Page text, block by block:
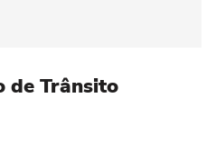
de Trânsito